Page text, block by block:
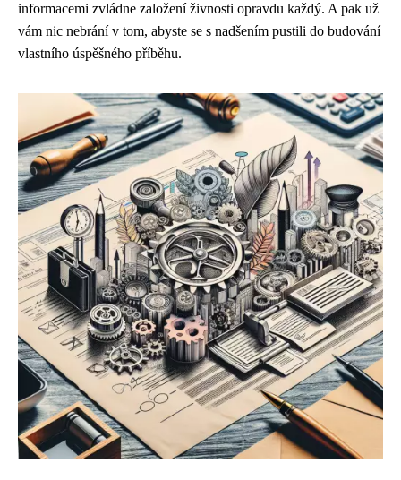
informacemi zvládne založení živnosti opravdu každý. A pak už
vám nic nebrání v tom, abyste se s nadšením pustili do budování
vlastního úspěšného příběhu.